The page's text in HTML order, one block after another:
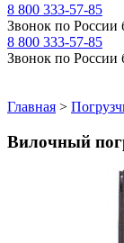
8 800 333-57-85
Звонок по России
8 800 333-57-85
Звонок по России
Главная >
Вилочный